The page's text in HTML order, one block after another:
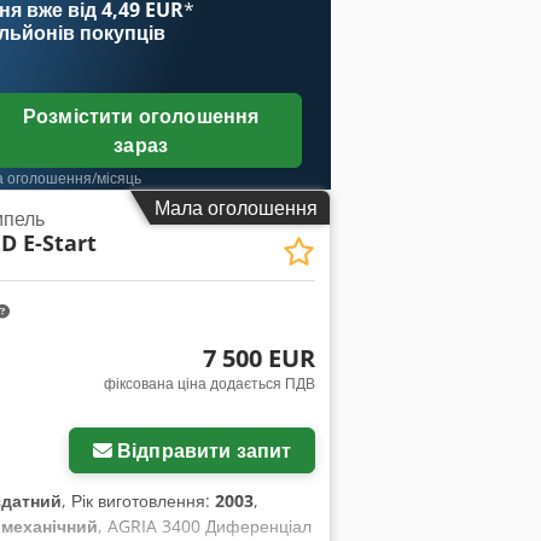
стані, з типовими слідами
готовий до негайного
гарантії чи будь-яких
- Огляд / тест-драйв можливий у
220 EUR! - Можливе індивідуальне
вже від 4,49 EUR*
покупців
Розмістити оголошення
зараз
оголошення/місяць
Мала оголошення
E-Start
7 500 EUR
фіксована ціна додається ПДВ
Відправити запит
, Рік виготовлення: 2003,
механічний, AGRIA 3400 Диференціал